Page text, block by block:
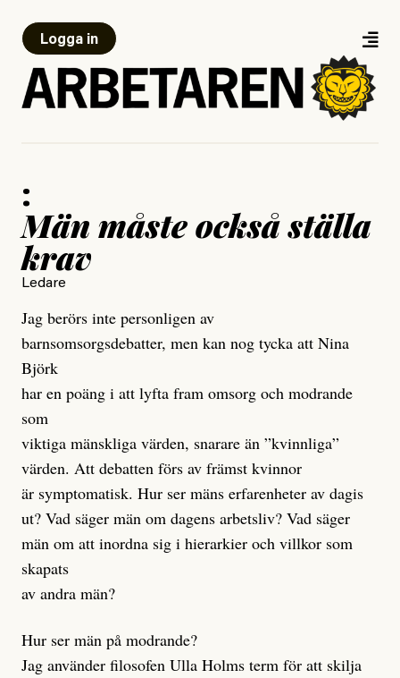
Logga in
:
Män måste också ställa
krav
Ledare
Jag berörs inte personligen av
barnsomsorgsdebatter, men kan nog tycka att Nina
Björk
har en poäng i att lyfta fram omsorg och modrande
som
viktiga mänskliga värden, snarare än ”kvinnliga”
värden. Att debatten förs av främst kvinnor
är symptomatisk. Hur ser mäns erfarenheter av dagis
ut? Vad säger män om dagens arbetsliv? Vad säger
män om att inordna sig i hierarkier och villkor som
skapats
av andra män?
Hur ser män på modrande?
Jag använder filosofen Ulla Holms term för att skilja